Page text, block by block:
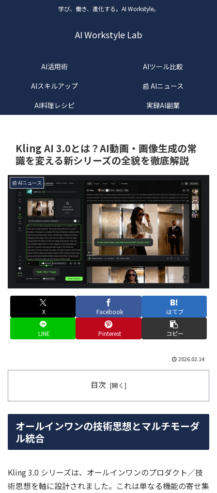
学び、働き、進化する。AI Workstyle。
AI Workstyle Lab
AI活用術
AIツール比較
AIスキルアップ
📰 AIニュース
AI料理レシピ
実録AI副業
Kling AI 3.0とは？AI動画・画像生成の常
識を変える新シリーズの全貌を徹底解説
📰 AIニュース
X Facebook はてブ
LINE Pinterest コピー
2026.02.14
目次
オールインワンの技術思想とマルチモーダ
ル統合
Kling 3.0 シリーズは、オールインワンのプロダクト／技
術思想を軸に設計されました。これは単なる機能の寄せ集